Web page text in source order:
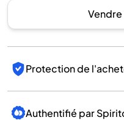
Protection de
Authentifié par